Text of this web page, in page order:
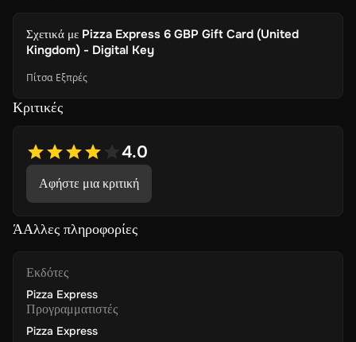
Σχετικά με Pizza Express 6 GBP Gift Card (United
Kingdom) - Digital Key
Πίτσα Εξπρές
Κριτικές
4.0
Αφήστε μια κριτική
ΆΑλλες πληροφορίες
Εκδότες
Pizza Express
Προγραμματιστές
Pizza Express